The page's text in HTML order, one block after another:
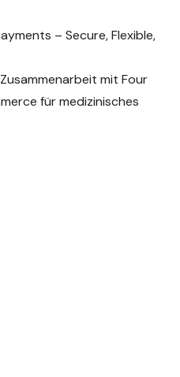
– Secure, Flexible,
mit Four
für medizinisches